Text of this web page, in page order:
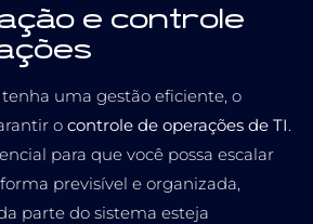
e controle
uma gestão eficiente, o
o controle de operações de TI.
para que você possa escalar
previsível e organizada,
parte do sistema esteja